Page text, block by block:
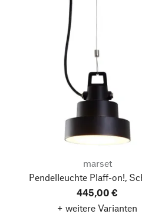
marset
Pendelleuchte Plaff-on!,
445,00 €
+ weitere Varianten